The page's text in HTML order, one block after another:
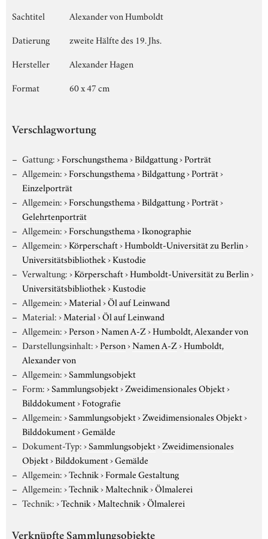
Sachtitel
Alexander von Humboldt
Datierung
zweite Hälfte des 19. Jhs.
Hersteller
Alexander Hagen
Format
60 x 47 cm
Verschlagwortung
Gattung:›Forschungsthema›Bildgattung›Porträt
Allgemein:›Forschungsthema›Bildgattung›Porträt›
Einzelporträt
Allgemein:›Forschungsthema›Bildgattung›Porträt›
Gelehrtenporträt
Allgemein:›Forschungsthema›Ikonographie
Allgemein:›Körperschaft›Humboldt-Universität zu Berlin›
Universitätsbibliothek›Kustodie
Verwaltung:›Körperschaft›Humboldt-Universität zu Berlin›
Universitätsbibliothek›Kustodie
Allgemein:›Material›Öl auf Leinwand
Material:›Material›Öl auf Leinwand
Allgemein:›Person›Namen A-Z›Humboldt, Alexander von
Darstellungsinhalt:›Person›Namen A-Z›Humboldt,
Alexander von
Allgemein:›Sammlungsobjekt
Form:›Sammlungsobjekt›Zweidimensionales Objekt›
Bilddokument›Fotografie
Allgemein:›Sammlungsobjekt›Zweidimensionales Objekt›
Bilddokument›Gemälde
Dokument-Typ:›Sammlungsobjekt›Zweidimensionales
Objekt›Bilddokument›Gemälde
Allgemein:›Technik›Formale Gestaltung
Allgemein:›Technik›Maltechnik›Ölmalerei
Technik:›Technik›Maltechnik›Ölmalerei